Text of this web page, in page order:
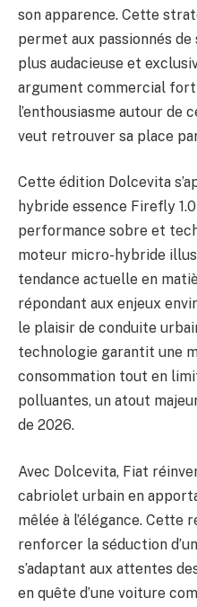
son apparence. Cette
permet aux passionnés
plus audacieuse et
argument commercial
l’enthousiasme autour de
veut retrouver sa place
Cette édition Dolcevita
hybride essence Firefly
performance sobre et
moteur micro-hybride
tendance actuelle en
répondant aux enjeux
le plaisir de conduite
technologie garantit une
consommation tout en
polluantes, un atout
de 2026.
Avec Dolcevita, Fiat
cabriolet urbain en
mêlée à l’élégance. Cette
renforcer la séduction
s’adaptant aux attentes
en quête d’une voiture